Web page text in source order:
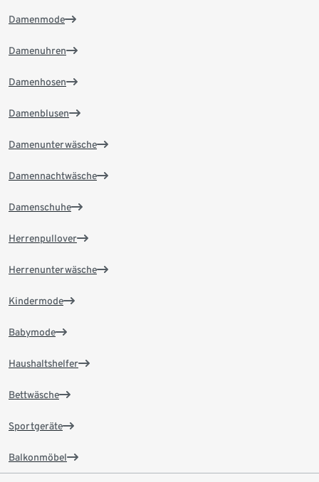
Damenmode
Damenuhren
Damenhosen
Damenblusen
Damenunterwäsche
Damennachtwäsche
Damenschuhe
Herrenpullover
Herrenunterwäsche
Kindermode
Babymode
Haushaltshelfer
Bettwäsche
Sportgeräte
Balkonmöbel